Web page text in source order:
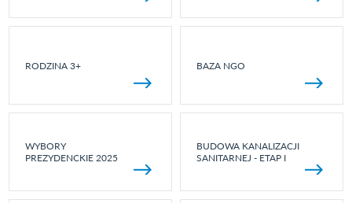
RODZINA 3+ BAZA NGO
WYBORY
PREZYDENCKIE 2025
BUDOWA KANALIZACJI
SANITARNEJ - ETAP I